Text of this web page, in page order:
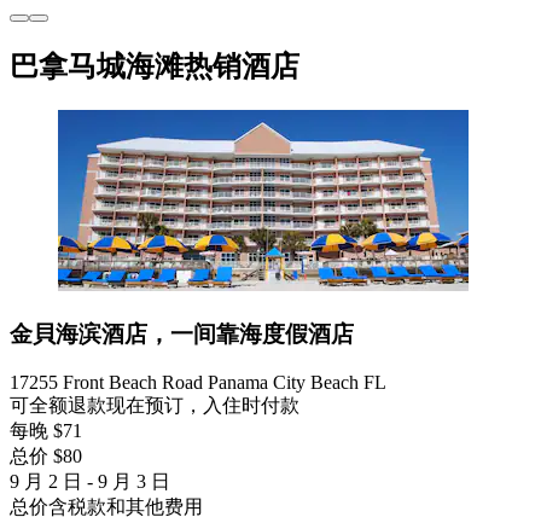
巴拿马城海滩热销酒店
金貝海滨酒店，一间靠海度假酒店
17255 Front Beach Road Panama City Beach FL
可全额退款现在预订，入住时付款
每晚 $71
总价 $80
9 月 2 日 - 9 月 3 日
总价含税款和其他费用